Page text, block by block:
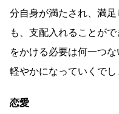
分自身が満たされ、満
も、支配入れることが
をかける必要は何一つ
軽やかになっていくでし
恋愛